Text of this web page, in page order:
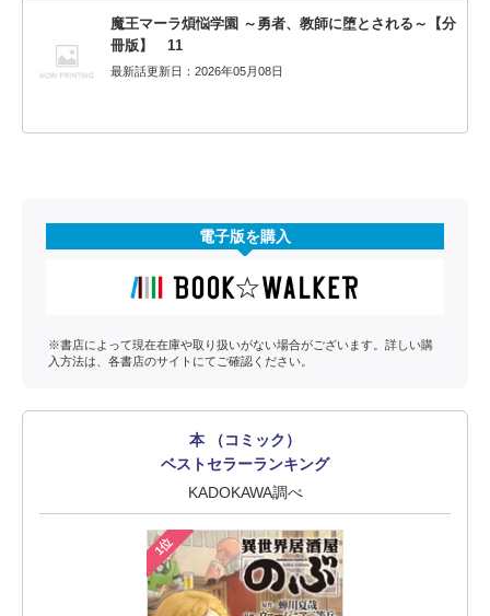
魔王マーラ煩悩学園 ～勇者、教師に堕とされる～【分
冊版】 11
最新話更新日：2026年05月08日
電子版を購入
※書店によって現在在庫や取り扱いがない場合がございます。詳しい購
入方法は、各書店のサイトにてご確認ください。
本 （コミック）
ベストセラーランキング
KADOKAWA調べ
1位